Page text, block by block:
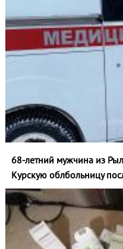
68-летний мужчина из
Курскую облбольницу